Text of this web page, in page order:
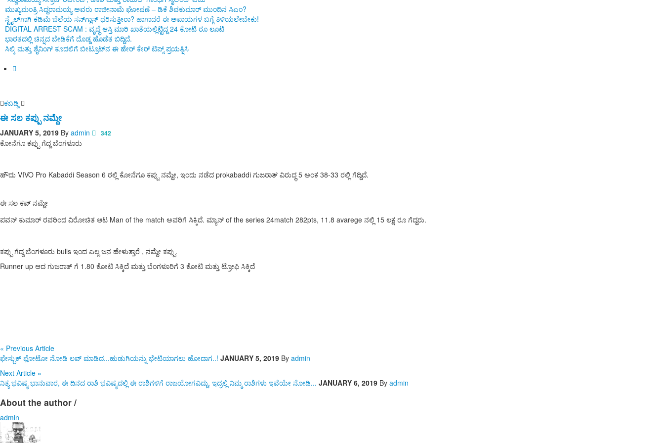
ಮುಖ್ಯಮಂತ್ರಿ ಸಿದ್ದರಾಮಯ್ಯ ಅವರು ರಾಜೀನಾಮೆ ಘೋಷಣೆ – ಡಿಕೆ ಶಿವಕುಮಾರ್ ಮುಂದಿನ ಸಿಎಂ?
ಸ್ಟೈಲ್‌ಗಾಗಿ ಕಡಿಮೆ ಬೆಲೆಯ ಸನ್‌ಗ್ಲಾಸ್ ಧರಿಸುತ್ತೀರಾ? ಹಾಗಾದರೆ ಈ ಅಪಾಯಗಳ ಬಗ್ಗೆ ತಿಳಿಯಲೇಬೇಕು!
DIGITAL ARREST SCAM : ವೃದ್ಧೆ ಆಸ್ತಿ ಮಾರಿ ಖಾತೆಯಲ್ಲಿಟ್ಟಿದ್ದ 24 ಕೋಟಿ ರೂ ಲೂಟಿ
ಭಾರತದಲ್ಲಿ ಚಿನ್ನದ ಬೇಡಿಕೆಗೆ ದೊಡ್ಡ ಹೊಡೆತ ಬಿದ್ದಿದೆ.
ಸಿಲ್ಕಿ ಮತ್ತು ಶೈನಿಂಗ್ ಕೂದಲಿಗೆ ಬೀಟ್ರೂಟ್‌ನ ಈ ಹೇರ್ ಕೇರ್ ಟಿಪ್ಸ್ ಪ್ರಯತ್ನಿಸಿ
ಕಬಡ್ಡಿ
ಈ ಸಲ ಕಪ್ಪು ನಮ್ದೇ
JANUARY 5, 2019 By admin 342
ಕೋನೆಗೂ ಕಪ್ಪು ಗೆದ್ದ ಬೆಂಗಳೂರು
ಹೌದು VIVO Pro Kabaddi Season 6 ರಲ್ಲಿ ಕೋನೆಗೂ ಕಪ್ಪು ನಮ್ದೇ, ಇಂದು ನಡೆದ prokabaddi ಗುಜರಾತ್ ವಿರುದ್ಧ 5 ಅಂಕ 38-33 ರಲ್ಲಿ ಗೆದ್ದಿದೆ.
ಈ ಸಲ ಕಪ್ ನಮ್ದೇ
ಪವನ್ ಕುಮಾರ್ ರವರಿಂದ ವಿರೋಚಿತ ಆಟ Man of the match ಅವರಿಗೆ ಸಿಕ್ಕಿದೆ. ಮ್ಯಾನ್ of the series 24match 282pts, 11.8 avarege ನಲ್ಲಿ 15 ಲಕ್ಷ ರೂ ಗೆದ್ದರು.
ಕಪ್ಪು ಗೆದ್ದ ಬೆಂಗಳೂರು bulls ಇಂದ ಎಲ್ಲ ಜನ ಹೇಳುತ್ತಾರೆ , ನಮ್ದೇ ಕಪ್ಪು.
Runner up ಆದ ಗುಜರಾತ್ ಗೆ 1.80 ಕೋಟಿ ಸಿಕ್ಕಿದೆ ಮತ್ತು ಬೆಂಗಳೂರಿಗೆ 3 ಕೋಟಿ ಮತ್ತು ಟ್ರೋಫಿ ಸಿಕ್ಕಿದೆ
« Previous Article
ಫೇಸ್ಬುಕ್ ಫೋಟೋ ನೋಡಿ ಲವ್ ಮಾಡಿದ...ಹುಡುಗಿಯನ್ನು ಭೇಟಿಯಾಗಲು ಹೋದಾಗ..! JANUARY 5, 2019 By admin
Next Article »
ನಿತ್ಯ ಭವಿಷ್ಯ ಭಾನುವಾರ, ಈ ದಿನದ ರಾಶಿ ಭವಿಷ್ಯದಲ್ಲಿ ಈ ರಾಶಿಗಳಿಗೆ ರಾಜಯೋಗವಿದ್ದು, ಇದ್ರಲ್ಲಿ ನಿಮ್ಮ ರಾಶಿಗಳು ಇವೆಯೇ ನೋಡಿ... JANUARY 6, 2019 By admin
About the author /
admin